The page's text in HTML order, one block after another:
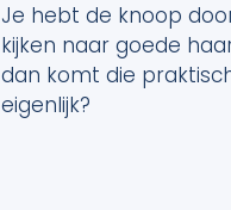
Je hebt de knoop
kijken naar goede
dan komt die
eigenlijk?